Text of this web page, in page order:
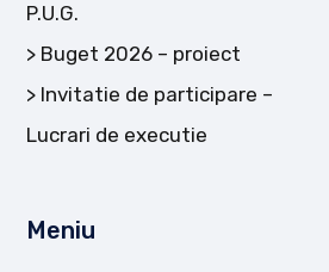
P.U.G.
Buget 2026 – proiect
Invitatie de participare –
Lucrari de executie
Meniu